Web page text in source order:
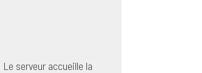
Le serveur accueille la